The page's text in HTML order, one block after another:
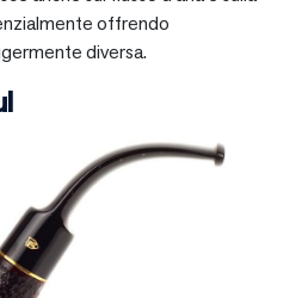
offrendo
diversa.